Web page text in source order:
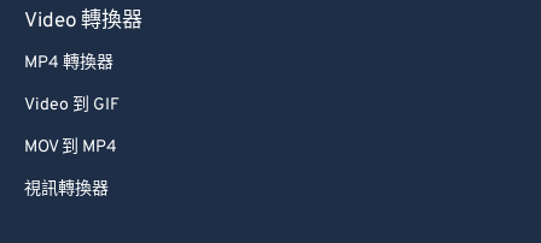
Video 轉換器
MP4 轉換器
Video 到 GIF
MOV 到 MP4
視訊轉換器